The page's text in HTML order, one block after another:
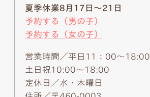
夏季休業8月17日～21日
予約する（男の子）
予約する（女の子）
営業時間／平日11：00～18:00
土日祝10:00～18:00
定休日／水・木曜日